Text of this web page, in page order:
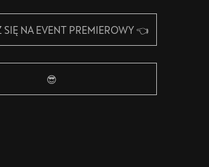
NA EVENT PREMIEROWY 👈
😎